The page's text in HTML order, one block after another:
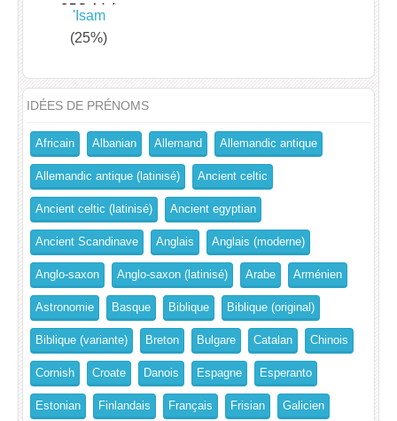
'Isam
(25%)
IDÉES DE PRÉNOMS
Africain Albanian Allemand Allemandic antique
Allemandic antique (latinisé) Ancient celtic
Ancient celtic (latinisé) Ancient egyptian
Ancient Scandinave Anglais Anglais (moderne)
Anglo-saxon Anglo-saxon (latinisé) Arabe Arménien
Astronomie Basque Biblique Biblique (original)
Biblique (variante) Breton Bulgare Catalan Chinois
Cornish Croate Danois Espagne Esperanto
Estonian Finlandais Français Frisian Galicien